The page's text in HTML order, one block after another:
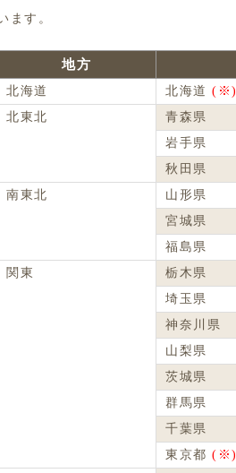
ます。
地方
北海道 北海道 (※)
北東北
青森県
岩手県
秋田県
南東北
山形県
宮城県
福島県
関東
栃木県
埼玉県
神奈川県
山梨県
茨城県
群馬県
千葉県
東京都 (※)